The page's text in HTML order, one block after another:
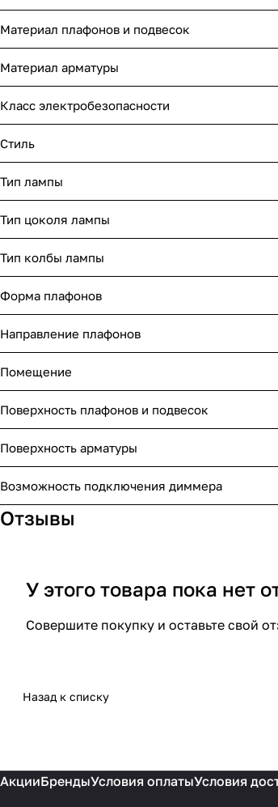
Материал плафонов и подвесок
Материал арматуры
Класс электробезопасности
Стиль
Тип лампы
Тип цоколя лампы
Тип колбы лампы
Форма плафонов
Направление плафонов
Помещение
Поверхность плафонов и подвесок
Поверхность арматуры
Возможность подключения диммера
Отзывы
У этого товара пока нет
Совершите покупку и оставьте свой
Назад к списку
АкцииБрендыУсловия оплатыУсловия